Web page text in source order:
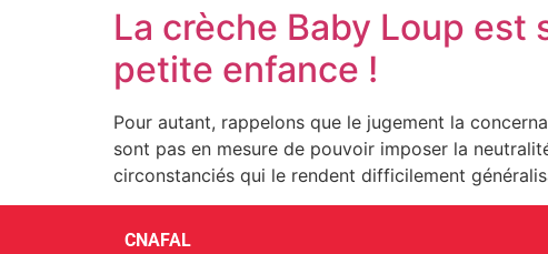
La crèche Baby Loup est
petite enfance !
Pour autant, rappelons que le jugement la
sont pas en mesure de pouvoir imposer la
circonstanciés qui le rendent difficilement
CNAFAL